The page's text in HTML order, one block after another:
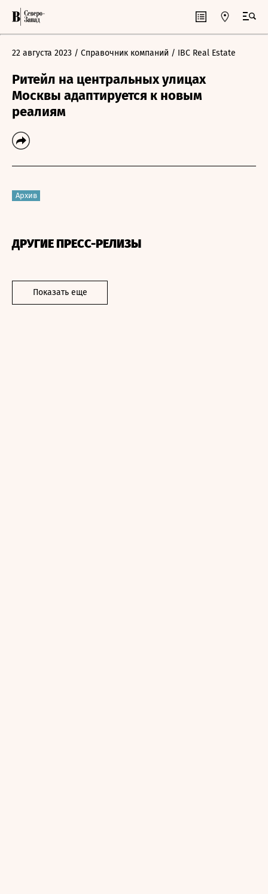
22 августа 2023 / Справочник компаний / IBC Real Estate
Ритейл на центральных улицах
Москвы адаптируется к новым
реалиям
Архив
ДРУГИЕ ПРЕСС-РЕЛИЗЫ
Показать еще